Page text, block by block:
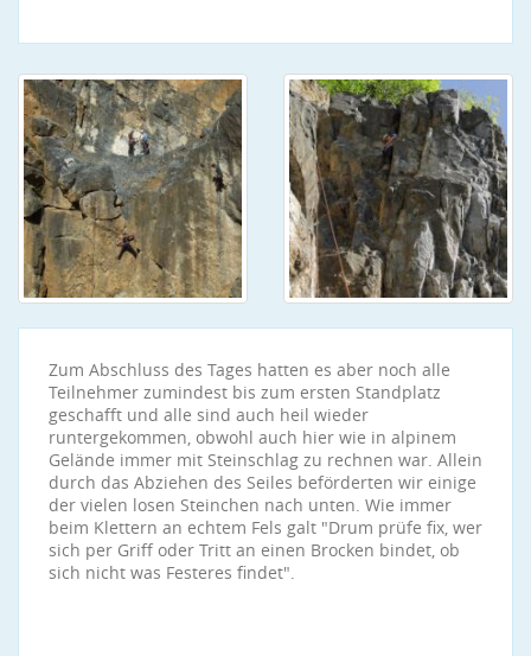
Zum Abschluss des Tages hatten es aber noch alle
Teilnehmer zumindest bis zum ersten Standplatz
geschafft und alle sind auch heil wieder
runtergekommen, obwohl auch hier wie in alpinem
Gelände immer mit Steinschlag zu rechnen war. Allein
durch das Abziehen des Seiles beförderten wir einige
der vielen losen Steinchen nach unten. Wie immer
beim Klettern an echtem Fels galt "Drum prüfe fix, wer
sich per Griff oder Tritt an einen Brocken bindet, ob
sich nicht was Festeres findet".